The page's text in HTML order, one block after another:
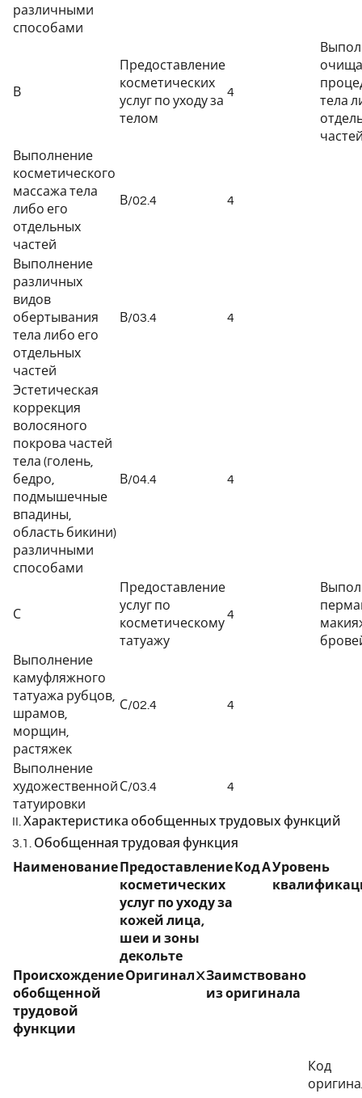
различными
способами
В
Предоставление
косметических
услуг по уходу за
телом
4
тела
Выполнение
косметического
массажа тела
либо его
отдельных
частей
В/02.4 4
Выполнение
различных
видов
обертывания
тела либо его
отдельных
частей
В/03.4 4
Эстетическая
коррекция
волосяного
покрова частей
тела (голень,
бедро,
подмышечные
впадины,
область бикини)
различными
способами
В/04.4 4
С
Предоставление
услуг по
косметическому
татуажу
4
Выполнение
камуфляжного
татуажа рубцов,
шрамов,
морщин,
растяжек
С/02.4 4
Выполнение
художественной
татуировки
С/03.4 4
II. Характеристика обобщенных трудовых функций
3.1. Обобщенная трудовая функция
Наименование Предоставление
косметических
услуг по уходу за
кожей лица,
шеи и зоны
декольте
КодАУровень
Происхождение
обобщенной
трудовой
функции
ОригиналXЗаимствовано
из оригинала
Код